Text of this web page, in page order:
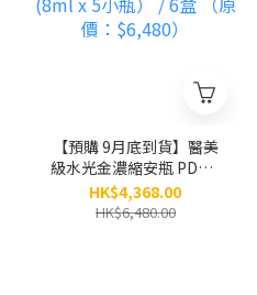
【預購 9月底到貨】醫美
級水光金濃縮安瓶 PDRN
x 黃金「小金瓶」(8ml x
5小瓶） / 6盒 （原價：
HK$4,368.00
HK$6,480.00